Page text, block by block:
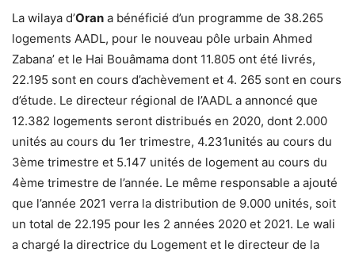
La wilaya d’Oran a bénéficié d’un programme de 38.265
logements AADL, pour le nouveau pôle urbain Ahmed
Zabana’ et le Hai Bouâmama dont 11.805 ont été livrés,
22.195 sont en cours d’achèvement et 4. 265 sont en cours
d’étude. Le directeur régional de l’AADL a annoncé que
12.382 logements seront distribués en 2020, dont 2.000
unités au cours du 1er trimestre, 4.231unités au cours du
3ème trimestre et 5.147 unités de logement au cours du
4ème trimestre de l’année. Le même responsable a ajouté
que l’année 2021 verra la distribution de 9.000 unités, soit
un total de 22.195 pour les 2 années 2020 et 2021. Le wali
a chargé la directrice du Logement et le directeur de la